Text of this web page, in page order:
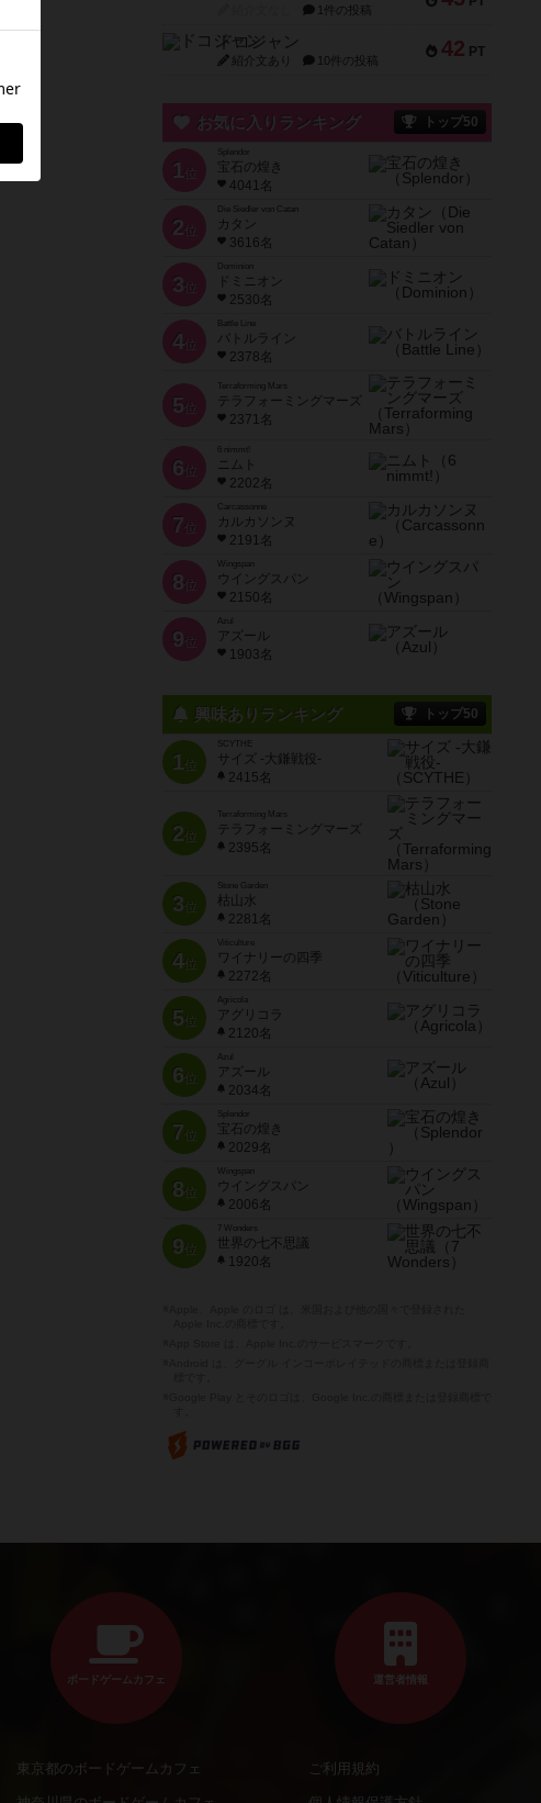
1件の投稿
42 PT
ドコジャン
紹介文あり 10件の投稿
お気に入りランキング トップ50
1 位
宝石の煌き
4041名
2 位
Die Siedler von Catan
カタン
3616名
3 位
ドミニオン
2530名
4位
Battle Line
バトルライン
2378名
5 位
Terraforming Mars
テラフォーミングマーズ
2371名
6 位
ニムト
2202名
7 位
Carcassonne
カルカソンヌ
2191名
8 位
Wingspan
ウイングスパン
2150名
9 位
Azul
アズール
1903名
興味ありランキング トップ50
1位
SCYTHE
サイズ -大鎌戦役-
2415名
2位
Terraforming Mars
テラフォーミングマーズ
2395名
3位
Stone Garden
枯山水
2281名
4位
Viticulture
ワイナリーの四季
2272名
5位
Agricola
アグリコラ
2120名
6位
Azul
アズール
2034名
7位
宝石の煌き
2029名
8位
Wingspan
ウイングスパン
2006名
9位
7 Wonders
世界の七不思議
1920名
ボードゲームカフェ
東京都のボードゲームカフェ
運営者情報
ご利用規約